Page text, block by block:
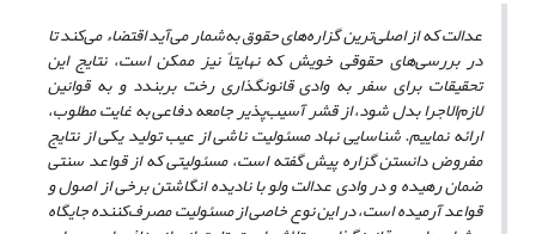
عدالت که از اصلی‌ترین گزاره‌های حقوق به‌شمار می‌آید اقتضاء می‌کند تا
در بررسی‌های حقوقی خویش که نهایتاً نیز ممکن است، نتایج این
تحقیقات برای سفر به وادی قانونگذاری رخت بربندد و به قوانین
لازم‌الاجرا بدل شود، از قشر آسیب‌پذیر جامعه دفاعی به غایت مطلوب،
ارائه نماییم. شناسایی نهاد مسئولیت ناشی از عیب تولید یکی از نتایج
مفروض دانستن گزاره پیش گفته است‌، مسئولیتی که از قواعد سنتی
ضمان رهیده و در وادی عدالت ولو با نادیده انگاشتن برخی از اصول و
قواعد آرمیده است‌، در این نوع خاصی از مسئولیت مصرف‌کننده جایگاه